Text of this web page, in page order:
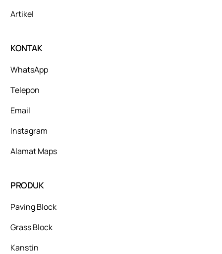
Artikel
KONTAK
WhatsApp
Telepon
Email
Instagram
Alamat Maps
PRODUK
Paving Block
Grass Block
Kanstin